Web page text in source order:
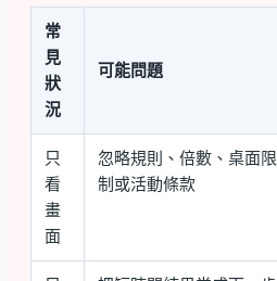
常
見
狀
況
可能問題
只
看
畫
面
忽略規則、倍數、桌面限
制或活動條款